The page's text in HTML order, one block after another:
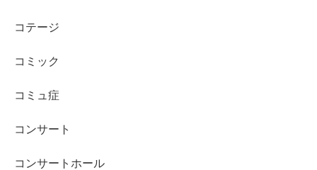
コテージ
コミック
コミュ症
コンサート
コンサートホール